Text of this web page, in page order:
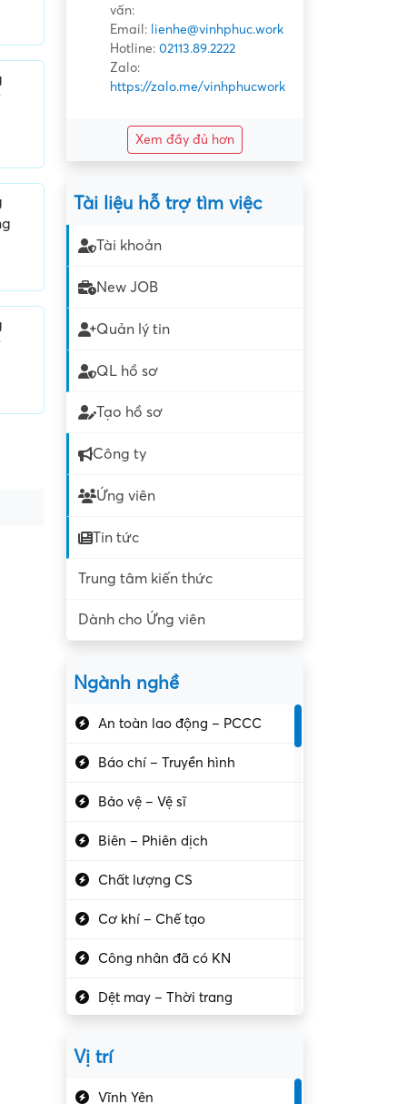
vấn:
Email: lienhe@vinhphuc.work
Hotline: 02113.89.2222
Zalo:
https://zalo.me/vinhphucwork
Xem đầy đủ hơn
Tài liệu hỗ trợ tìm việc
Tài khoản
New JOB
Quản lý tin
QL hồ sơ
Tạo hồ sơ
Công ty
Ứng viên
Tin tức
Trung tâm kiến thức
Dành cho Ứng viên
Ngành nghề
An toàn lao động – PCCC
Báo chí – Truyền hình
Bảo vệ – Vệ sĩ
Biên – Phiên dịch
Chất lượng CS
Cơ khí – Chế tạo
Công nhân đã có KN
Dệt may – Thời trang
Vị trí
Vĩnh Yên